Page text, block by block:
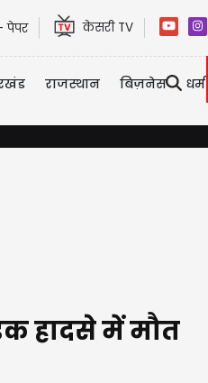
पेपर केसरी TV
राजस्थान बिज़नेस धर्म
हादसे में मौत